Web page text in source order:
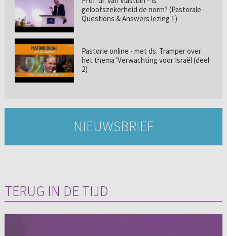
geloofszekerheid de norm? (Pastorale
Questions & Answers lezing 1)
Pastorie online - met ds. Tramper over
het thema 'Verwachting voor Israël (deel
2)
NIEUWSBRIEF
TERUG IN DE TIJD